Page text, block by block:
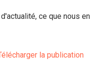
ce que nous
la publication